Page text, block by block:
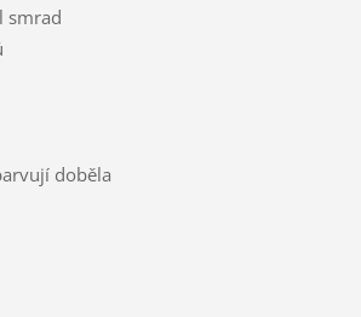
smrad
doběla